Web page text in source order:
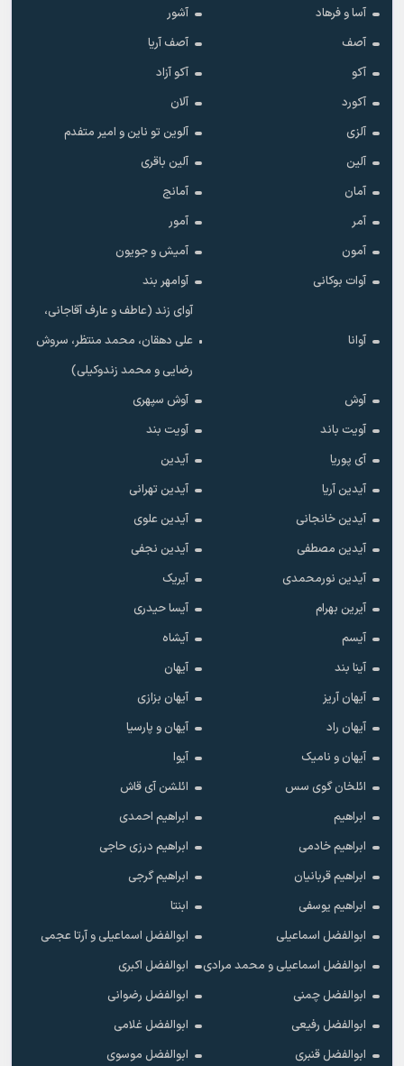
آسا و فرهاد
آشور
آصف
آصف آریا
آکو
آکو آزاد
آکورد
آلان
آلزی
آلوین تو ناین و امیر متفدم
آلین
آلین باقری
آمان
آمانج
آمر
آمور
آمون
آمیش و جویون
آوات بوکانی
آوامهر بند
آوانا
آوای زند (عاطف و عارف آقاجانی،
علی دهقان، محمد منتظر، سروش
رضایی و محمد زندوکیلی)
آوش
آوش سپهری
آویت باند
آویت بند
آی پوریا
آیدین
آیدین آریا
آیدین تهرانی
آیدین خانجانی
آیدین علوی
آیدین مصطفی
آیدین نجفی
آیدین نورمحمدی
آیریک
آیرین بهرام
آیسا حیدری
آیسم
آیشاه
آینا بند
آیهان
آیهان آریز
آیهان بزازی
آیهان راد
آیهان و پارسیا
آیهان و نامیک
آیوا
ائلخان گوی سس
ائلشن آی قاش
ابراهیم
ابراهیم احمدی
ابراهیم خادمی
ابراهیم درزی حاجی
ابراهیم قربانیان
ابراهیم گرجی
ابراهیم یوسفی
ابنتا
ابوالفضل اسماعیلی
ابوالفضل اسماعیلی و آرتا عجمی
ابوالفضل اسماعیلی و محمد مرادی
ابوالفضل اکبری
ابوالفضل چمنی
ابوالفضل رضوانی
ابوالفضل رفیعی
ابوالفضل غلامی
ابوالفضل قنبری
ابوالفضل موسوی